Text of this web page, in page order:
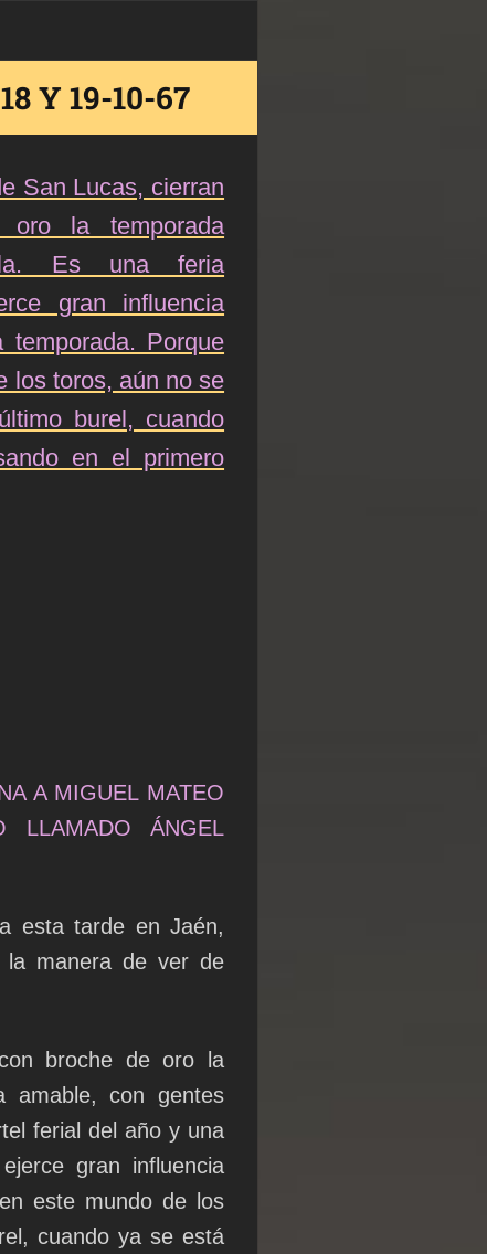
Y 19-10-67
San Lucas, cierran
la temporada
Es una feria
gran influencia
temporada. Porque
los toros, aún no se
burel, cuando
en el primero
A MIGUEL MATEO
LLAMADO ÁNGEL
esta tarde en Jaén,
la manera de ver de
broche de oro la
amable, con gentes
ferial del año y una
gran influencia
este mundo de los
cuando ya se está